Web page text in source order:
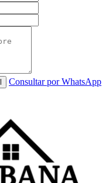
Consultar por WhatsApp